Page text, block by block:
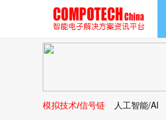
模拟技术/信号链 人工智能/AI